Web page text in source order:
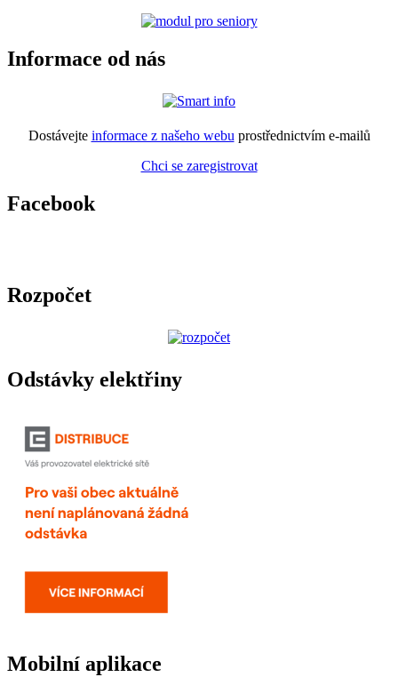
Informace od nás
Dostávejte informace z našeho webu prostřednictvím e-mailů
Chci se zaregistrovat
Facebook
Rozpočet
Odstávky elektřiny
Mobilní aplikace